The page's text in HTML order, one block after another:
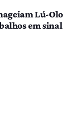
Lú-Olo
em sinal